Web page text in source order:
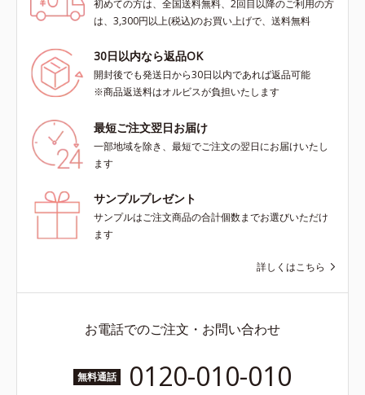
初めての方は、全国送料無料、2回目以降のご利用の方
は、3,300円以上(税込)のお買い上げで、送料無料
30日以内なら返品OK
開封後でも発送日から30日以内であれば返品可能
※商品返送料はオルビスが負担いたします
最短ご注文翌日お届け
一部地域を除き、最短でご注文の翌日にお届けいたし
ます
サンプルプレゼント
サンプルはご注文商品の合計個数までお選びいただけ
ます
詳しくはこちら
お電話でのご注文・お問い合わせ
無料通話 0120-010-010